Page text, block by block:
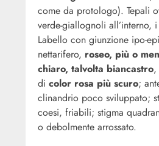
come da protologo). Tepali
verde-giallognoli all’interno,
Labello con giunzione ipo-
nettarifero, roseo, più o
chiaro, talvolta biancastro,
di color rosa più scuro;
clinandrio poco sviluppato;
coesi, friabili; stigma
o debolmente arrossato.